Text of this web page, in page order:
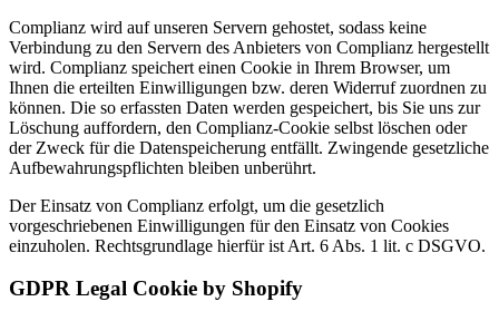
Complianz wird auf unseren Servern gehostet, sodass keine
Verbindung zu den Servern des Anbieters von Complianz hergestellt
wird. Complianz speichert einen Cookie in Ihrem Browser, um
Ihnen die erteilten Einwilligungen bzw. deren Widerruf zuordnen zu
können. Die so erfassten Daten werden gespeichert, bis Sie uns zur
Löschung auffordern, den Complianz-Cookie selbst löschen oder
der Zweck für die Datenspeicherung entfällt. Zwingende gesetzliche
Aufbewahrungspflichten bleiben unberührt.
Der Einsatz von Complianz erfolgt, um die gesetzlich
vorgeschriebenen Einwilligungen für den Einsatz von Cookies
einzuholen. Rechtsgrundlage hierfür ist Art. 6 Abs. 1 lit. c DSGVO.
GDPR Legal Cookie by Shopify